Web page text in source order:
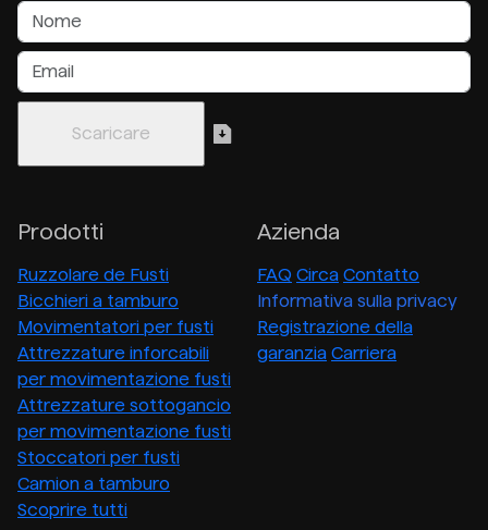
Prodotti
Ruzzolare de Fusti
Bicchieri a tamburo
Movimentatori per fusti
Attrezzature inforcabili
per movimentazione fusti
Attrezzature sottogancio
per movimentazione fusti
Stoccatori per fusti
Camion a tamburo
Scoprire tutti
Azienda
FAQ Circa Contatto
Informativa sulla privacy
Registrazione della
garanzia Carriera